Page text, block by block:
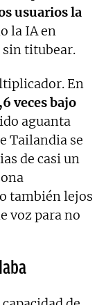
usuarios la
la IA en
sin titubear.
En
veces bajo
aguanta
Tailandia se
de casi un
también lejos
voz para no